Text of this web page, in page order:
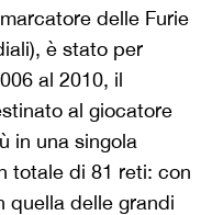
delle Furie
è stato per
al 2010, il
al giocatore
in una singola
totale di 81 reti: con
quella delle grandi